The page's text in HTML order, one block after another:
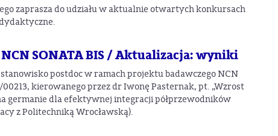
zaprasza do udziału w aktualnie otwartych konkursach
SONATA BIS / Aktualizacja: wyniki
postdoc w ramach projektu badawczego NCN
kierowanego przez dr Iwonę Pasternak, pt. „Wzrost
germanie dla efektywnej integracji półprzewodników
z Politechniką Wrocławską).